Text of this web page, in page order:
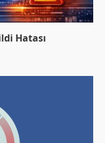
Hatası